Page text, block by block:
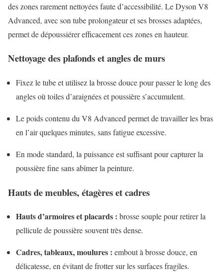
des zones rarement nettoyées faute d’accessibilité. Le Dyson V8
Advanced, avec son tube prolongateur et ses brosses adaptées,
permet de dépoussiérer efficacement ces zones en hauteur.
Nettoyage des plafonds et angles de murs
Fixez le tube et utilisez la brosse douce pour passer le long des
angles où toiles d’araignées et poussière s’accumulent.
Le poids contenu du V8 Advanced permet de travailler les bras
en l’air quelques minutes, sans fatigue excessive.
En mode standard, la puissance est suffisant pour capturer la
poussière fine sans abîmer la peinture.
Hauts de meubles, étagères et cadres
Hauts d’armoires et placards : brosse souple pour retirer la
pellicule de poussière souvent très dense.
Cadres, tableaux, moulures : embout à brosse douce, en
délicatesse, en évitant de frotter sur les surfaces fragiles.